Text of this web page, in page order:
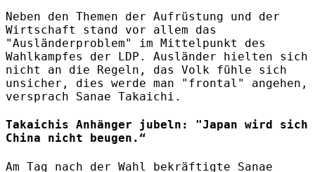
Neben den Themen der Aufrüstung und der
Wirtschaft stand vor allem das
"Ausländerproblem" im Mittelpunkt des
Wahlkampfes der LDP. Ausländer hielten sich
nicht an die Regeln, das Volk fühle sich
unsicher, dies werde man "frontal" angehen,
versprach Sanae Takaichi.
Takaichis Anhänger jubeln: "Japan wird sich
China nicht beugen.“
Am Tag nach der Wahl bekräftigte Sanae